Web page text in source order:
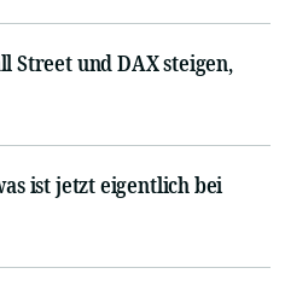
Street und DAX steigen,
ist jetzt eigentlich bei